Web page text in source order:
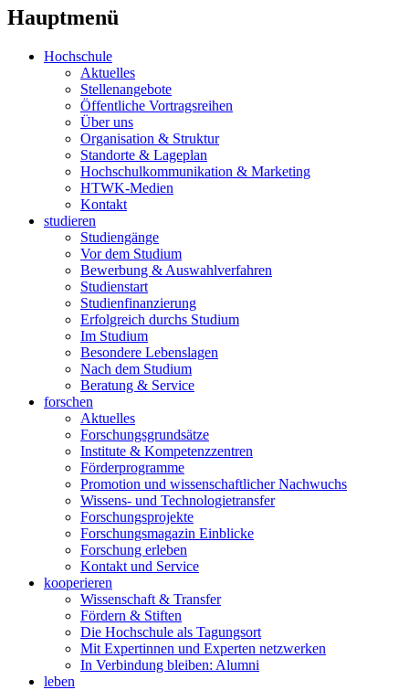
Hauptmenü
Hochschule
Aktuelles
Stellenangebote
Öffentliche Vortragsreihen
Über uns
Organisation & Struktur
Standorte & Lageplan
Hochschulkommunikation & Marketing
HTWK-Medien
Kontakt
studieren
Studiengänge
Vor dem Studium
Bewerbung & Auswahlverfahren
Studienstart
Studienfinanzierung
Erfolgreich durchs Studium
Im Studium
Besondere Lebenslagen
Nach dem Studium
Beratung & Service
forschen
Aktuelles
Forschungsgrundsätze
Institute & Kompetenzzentren
Förderprogramme
Promotion und wissenschaftlicher Nachwuchs
Wissens- und Technologietransfer
Forschungsprojekte
Forschungsmagazin Einblicke
Forschung erleben
Kontakt und Service
kooperieren
Wissenschaft & Transfer
Fördern & Stiften
Die Hochschule als Tagungsort
Mit Expertinnen und Experten netzwerken
In Verbindung bleiben: Alumni
leben